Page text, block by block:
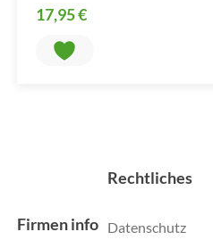
17,95 €
Firmen info
Rechtliches
Datenschutz